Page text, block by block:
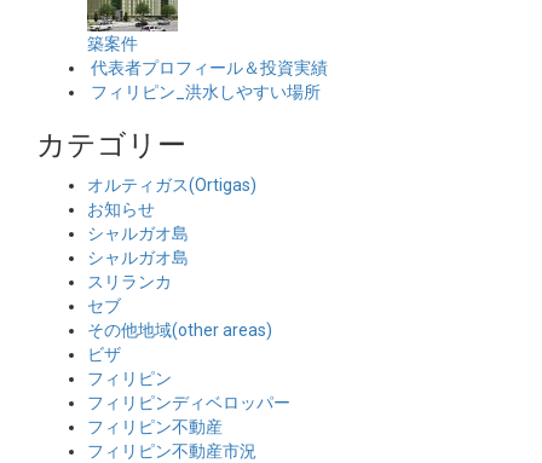
築案件
代表者プロフィール＆投資実績
フィリピン_洪水しやすい場所
カテゴリー
オルティガス(Ortigas)
お知らせ
シャルガオ島
シャルガオ島
スリランカ
セブ
その他地域(other areas)
ビザ
フィリピン
フィリピンディベロッパー
フィリピン不動産
フィリピン不動産市況